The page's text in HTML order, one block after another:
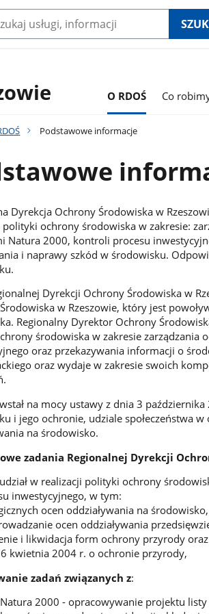
O RDOŚ Co
Podstawowe informacje
Dyrekcja Ochrony Środowiska w
polityki ochrony środowiska w zakresie:
Natura 2000, kontroli procesu
i naprawy szkód w środowisku.
Dyrekcji Ochrony Środowiska w
w Rzeszowie, który jest
Regionalny Dyrektor Ochrony
środowiska w zakresie zarządzania
oraz przekazywania informacji o
oraz wydaje w zakresie swoich
na mocy ustawy z dnia 3
i jego ochronie, udziale społeczeństwa
na środowisko.
zadania Regionalnej Dyrekcji
w realizacji polityki ochrony
inwestycyjnego, w tym:
ocen oddziaływania na środowisko,
ocen oddziaływania
i likwidacja form ochrony przyrody
kwietnia 2004 r. o ochronie przyrody,
zadań związanych z:
2000 - opracowywanie projektu